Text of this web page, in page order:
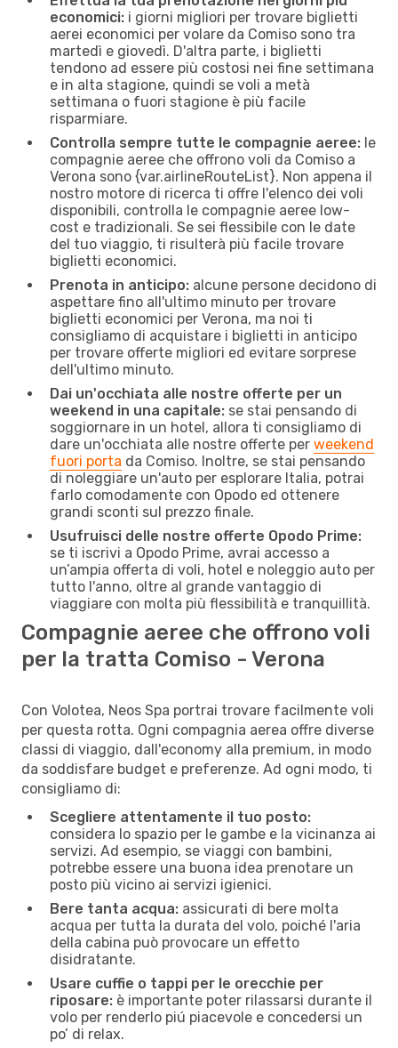
economici: i giorni migliori per trovare biglietti
aerei economici per volare da Comiso sono tra
martedì e giovedì. D'altra parte, i biglietti
tendono ad essere più costosi nei fine settimana
e in alta stagione, quindi se voli a metà
settimana o fuori stagione è più facile
risparmiare.
Controlla sempre tutte le compagnie aeree: le
compagnie aeree che offrono voli da Comiso a
Verona sono {​var.airlineRouteList}. Non appena il
nostro motore di ricerca ti offre l'elenco dei voli
disponibili, controlla le compagnie aeree low-
cost e tradizionali. Se sei flessibile con le date
del tuo viaggio, ti risulterà più facile trovare
biglietti economici.
Prenota in anticipo: alcune persone decidono di
aspettare fino all'ultimo minuto per trovare
biglietti economici per Verona, ma noi ti
consigliamo di acquistare i biglietti in anticipo
per trovare offerte migliori ed evitare sorprese
dell'ultimo minuto.
Dai un'occhiata alle nostre offerte per un
weekend in una capitale: se stai pensando di
soggiornare in un hotel, allora ti consigliamo di
dare un'occhiata alle nostre offerte per weekend
fuori porta da Comiso. Inoltre, se stai pensando
di noleggiare un'auto per esplorare Italia, potrai
farlo comodamente con Opodo ed ottenere
grandi sconti sul prezzo finale.
Usufruisci delle nostre offerte Opodo Prime:
se ti iscrivi a Opodo Prime, avrai accesso a
un’ampia offerta di voli, hotel e noleggio auto per
tutto l'anno, oltre al grande vantaggio di
viaggiare con molta più flessibilità e tranquillità.
Compagnie aeree che offrono voli
per la tratta Comiso - Verona
Con Volotea, Neos Spa portrai trovare facilmente voli
per questa rotta. Ogni compagnia aerea offre diverse
classi di viaggio, dall'economy alla premium, in modo
da soddisfare budget e preferenze. Ad ogni modo, ti
consigliamo di:
Scegliere attentamente il tuo posto:
considera lo spazio per le gambe e la vicinanza ai
servizi. Ad esempio, se viaggi con bambini,
potrebbe essere una buona idea prenotare un
posto più vicino ai servizi igienici.
Bere tanta acqua: assicurati di bere molta
acqua per tutta la durata del volo, poiché l'aria
della cabina può provocare un effetto
disidratante.
Usare cuffie o tappi per le orecchie per
riposare: è importante poter rilassarsi durante il
volo per renderlo piú piacevole e concedersi un
po’ di relax.